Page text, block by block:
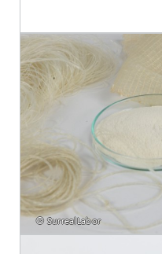
© SurrealLabor